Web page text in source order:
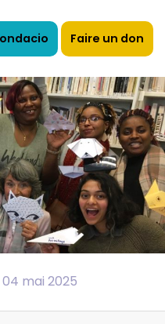
Faire un don
mai 2025